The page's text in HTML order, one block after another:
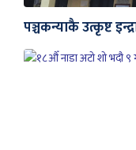
पञ्चकन्याकै उत्कृष्ट